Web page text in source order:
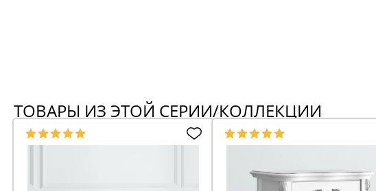
ТОВАРЫ ИЗ ЭТОЙ СЕРИИ/КОЛЛЕКЦИИ